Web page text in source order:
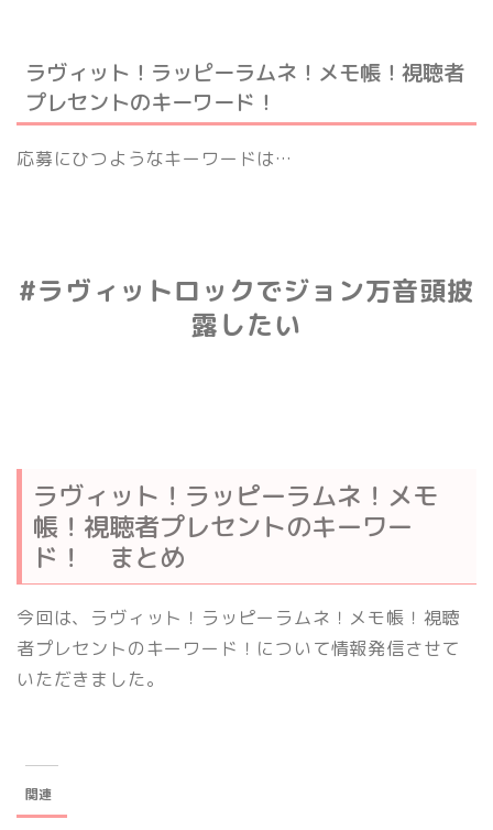
ラヴィット！ラッピーラムネ！メモ帳！視聴者
プレセントのキーワード！
応募にひつようなキーワードは…
#ラヴィットロックでジョン万音頭披
露したい
ラヴィット！ラッピーラムネ！メモ
帳！視聴者プレセントのキーワー
ド！ まとめ
今回は、ラヴィット！ラッピーラムネ！メモ帳！視聴
者プレセントのキーワード！について情報発信させて
いただきました。
関連